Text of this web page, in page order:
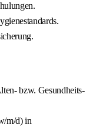
bzw. Gesundheits-
m/d) in